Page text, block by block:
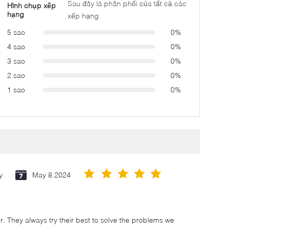
Hình chụp xếp
hạng
Sau đây là phân phối của tất cả các
xếp hạng
5 sao
0%
4 sao
0%
3 sao
0%
2 sao
0%
1 sao
0%
May 8.2024
They always try their best to solve the problems we